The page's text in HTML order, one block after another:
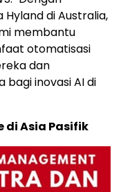
di Australia,
membantu
otomatisasi
dan
inovasi AI di
di Asia Pasifik